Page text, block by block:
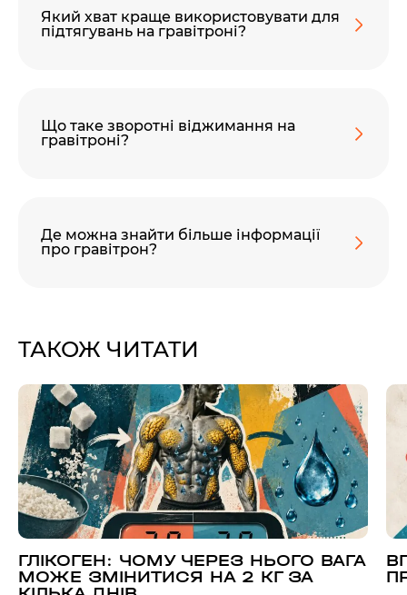
Який хват краще використовувати для
підтягувань на гравітроні?
Що таке зворотні віджимання на
гравітроні?
Де можна знайти більше інформації
про гравітрон?
ТАКОЖ ЧИТАТИ
ГЛІКОГЕН: ЧОМУ ЧЕРЕЗ НЬОГО ВАГА
МОЖЕ ЗМІНИТИСЯ НА 2 КГ ЗА